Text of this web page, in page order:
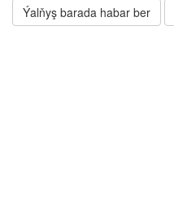
Ýalňyş barada habar ber